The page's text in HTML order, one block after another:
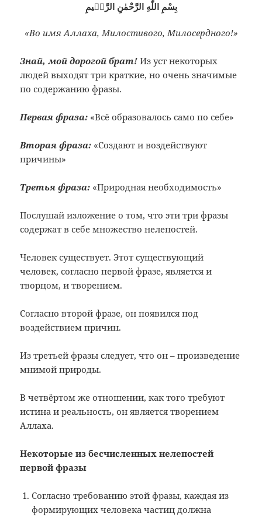
بِسْمِ اللّٰهِ الرَّحْمٰنِ الرَّحٖيمِ
«Во имя Аллаха, Милостивого, Милосердного!»
Знай, мой дорогой брат! Из уст некоторых
людей выходят три краткие, но очень значимые
по содержанию фразы.
Первая фраза: «Всё образовалось само по себе»
Вторая фраза: «Создают и воздействуют
причины»
Третья фраза: «Природная необходимость»
Послушай изложение о том, что эти три фразы
содержат в себе множество нелепостей.
Человек существует. Этот существующий
человек, согласно первой фразе, является и
творцом, и творением.
Согласно второй фразе, он появился под
воздействием причин.
Из третьей фразы следует, что он – произведение
мнимой природы.
В четвёртом же отношении, как того требуют
истина и реальность, он является творением
Аллаха.
Некоторые из бесчисленных нелепостей
первой фразы
Согласно требованию этой фразы, каждая из
формирующих человека частиц должна